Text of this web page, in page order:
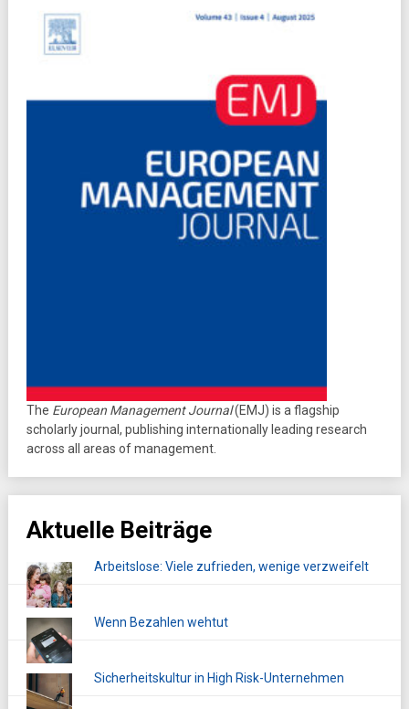
The European Management Journal(EMJ) is a flagship
scholarly journal, publishing internationally leading research
across all areas of management.
Aktuelle Beiträge
Arbeitslose: Viele zufrieden, wenige verzweifelt
Wenn Bezahlen wehtut
Sicherheitskultur in High Risk-Unternehmen